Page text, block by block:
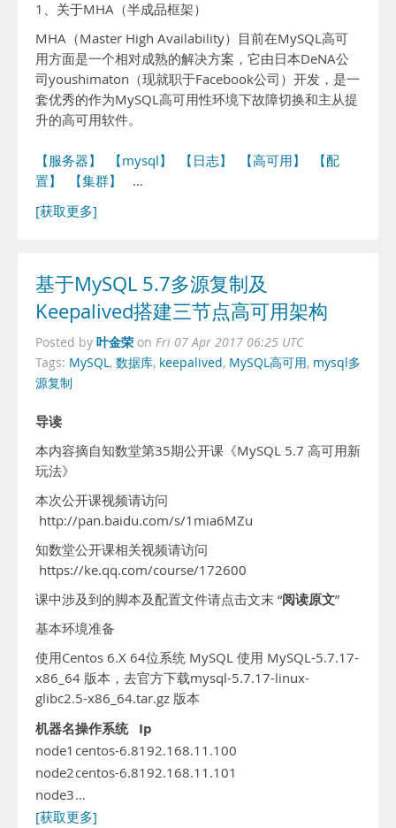
1、关于MHA（半成品框架）
MHA（Master High Availability）目前在MySQL高可
用方面是一个相对成熟的解决方案，它由日本DeNA公
司youshimaton（现就职于Facebook公司）开发，是一
套优秀的作为MySQL高可用性环境下故障切换和主从提
升的高可用软件。
【服务器】 【mysql】 【日志】 【高可用】
【配
置】
【集群】
…
[获取更多]
基于MySQL 5.7多源复制及
Keepalived搭建三节点高可用架构
Posted by 叶金荣 on Fri 07 Apr 2017 06:25 UTC
Tags: MySQL, 数据库, keepalived, MySQL高可用, mysql多
源复制
导读
本内容摘自知数堂第35期公开课《MySQL 5.7 高可用新
玩法》
本次公开课视频请访问
http://pan.baidu.com/s/1mia6MZu
知数堂公开课相关视频请访问
https://ke.qq.com/course/172600
课中涉及到的脚本及配置文件请点击文末 “阅读原文”
基本环境准备
使用Centos 6.X 64位系统 MySQL 使用 MySQL-5.7.17-
x86_64 版本，去官方下载mysql-5.7.17-linux-
glibc2.5-x86_64.tar.gz 版本
机器名操作系统 Ip
node1 centos-6.8192.168.11.100
node2centos-6.8192.168.11.101
node3…
[获取更多]